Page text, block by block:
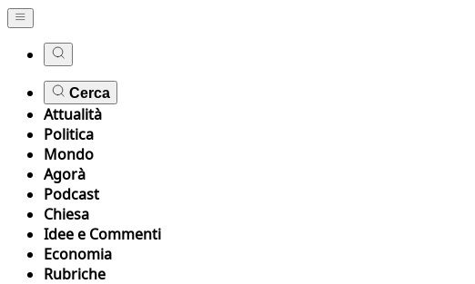
Cerca
Attualità
Politica
Mondo
Agorà
Podcast
Chiesa
Idee e Commenti
Economia
Rubriche